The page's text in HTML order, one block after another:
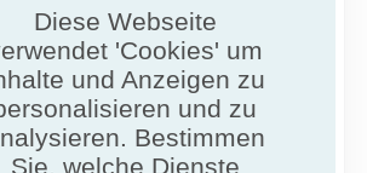
heaters
Diese Webseite
'Cookies' um
und Anzeigen zu
und zu
Bestimmen
Sie, welche Dienste